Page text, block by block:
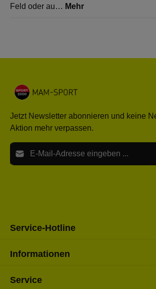
Feld oder au… Mehr
Jetzt Newsletter abonnieren und keine
Aktion mehr verpassen.
E-Mail-Adresse*
Service-Hotline
Informationen
Service